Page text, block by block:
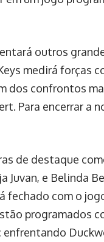
outros
medirá forças
dos confrontos
Para encerrar a
de destaque
Juvan, e Belinda
fechado com o
programados
enfrentando